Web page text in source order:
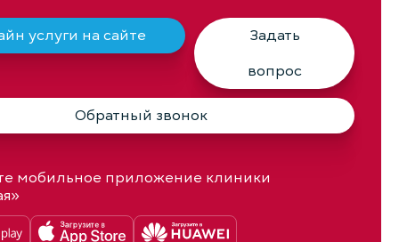
услуги на сайте
Задать
вопрос
Обратный звонок
мобильное приложение клиники